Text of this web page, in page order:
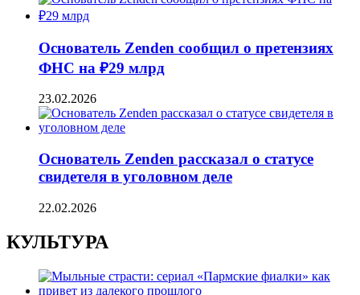
Основатель Zenden сообщил о претензиях
ФНС на ₽29 млрд
23.02.2026
Основатель Zenden рассказал о статусе
свидетеля в уголовном деле
22.02.2026
КУЛЬТУРА